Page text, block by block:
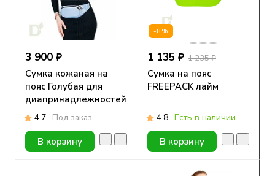
3 900 ₽
Сумка кожаная на
пояс Голубая для
диапринадлежностей
4.7 Под заказ
В корзину
-8%
1 135 ₽ 1 235 ₽
Сумка на пояс
FREEPACK лайм
4.8 Есть в наличии
В корзину